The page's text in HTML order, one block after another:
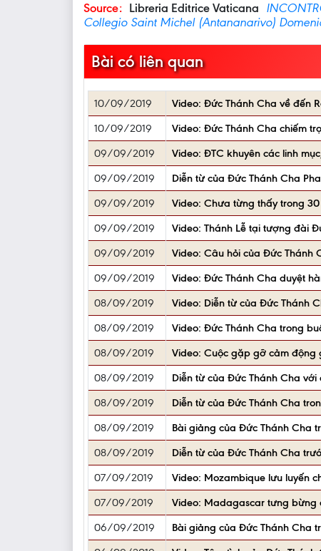
Source: Libreria Editrice Vaticana
Collegio Saint Michel (Antananarivo)
Bài có liên quan
10/09/2019 Video: Đức Thánh Cha về đến
10/09/2019
Video: Đức Thánh Cha chiếm
09/09/2019
Video: ĐTC khuyên các linh
09/09/2019
Diễn từ của Đức Thánh Cha
09/09/2019
Video: Chưa từng thấy trong
09/09/2019
Video: Thánh Lễ tại tượng đài
09/09/2019
Video: Câu hỏi của Đức Thánh
09/09/2019
Video: Đức Thánh Cha duyệt
08/09/2019
Video: Diễn từ của Đức Thánh
08/09/2019
Video: Đức Thánh Cha trong
08/09/2019
Video: Cuộc gặp gỡ cảm
08/09/2019
Diễn từ của Đức Thánh Cha
08/09/2019
Diễn từ của Đức Thánh Cha
08/09/2019
Bài giảng của Đức Thánh Cha
08/09/2019
Diễn từ của Đức Thánh Cha
07/09/2019
Video: Mozambique lưu luyến
07/09/2019
Video: Madagascar tưng bừng
06/09/2019
Bài giảng của Đức Thánh Cha